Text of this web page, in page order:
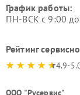
График работы:
ПН-ВСК с 9:00
Рейтинг
4.9-
ООО "Русервис"